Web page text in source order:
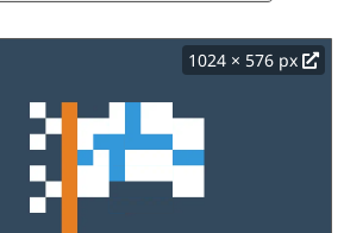
1024 × 576 px